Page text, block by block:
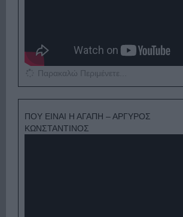
Παρακαλώ Περιμένετε...
ΠΟΥ ΕΙΝΑΙ Η ΑΓΑΠΗ – ΑΡΓΥΡΟΣ
ΚΩΝΣΤΑΝΤΙΝΟΣ